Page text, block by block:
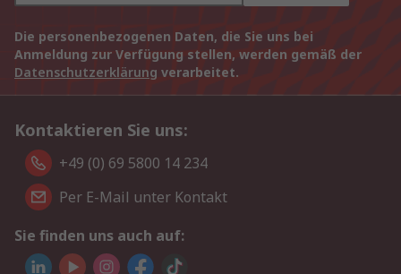
Die personenbezogenen Daten, die Sie uns bei
Anmeldung zur Verfügung stellen, werden gemäß der
Datenschutzerklärung verarbeitet.
Kontaktieren Sie uns:
+49 (0) 69 5800 14 234
Per E-Mail unter Kontakt
Sie finden uns auch auf: